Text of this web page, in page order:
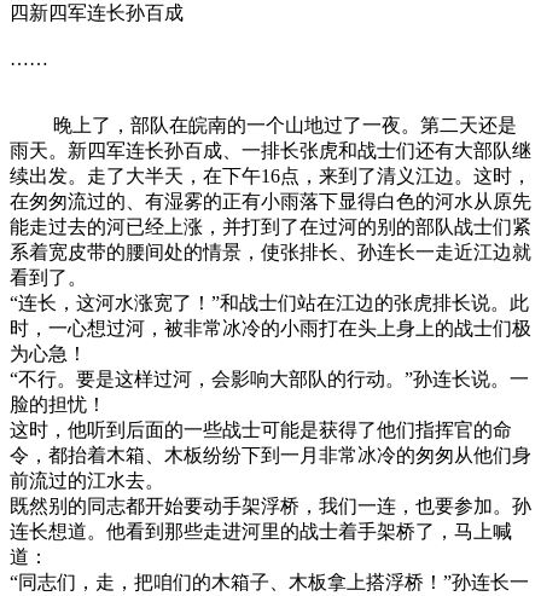
四新四军连长孙百成
……
晚上了，部队在皖南的一个山地过了一夜。第二天还是
雨天。新四军连长孙百成、一排长张虎和战士们还有大部队继
续出发。走了大半天，在下午16点，来到了清义江边。这时，
在匆匆流过的、有湿雾的正有小雨落下显得白色的河水从原先
能走过去的河已经上涨，并打到了在过河的别的部队战士们紧
系着宽皮带的腰间处的情景，使张排长、孙连长一走近江边就
看到了。
“连长，这河水涨宽了！”和战士们站在江边的张虎排长说。此
时，一心想过河，被非常冰冷的小雨打在头上身上的战士们极
为心急！
“不行。要是这样过河，会影响大部队的行动。”孙连长说。一
脸的担忧！
这时，他听到后面的一些战士可能是获得了他们指挥官的命
令，都抬着木箱、木板纷纷下到一月非常冰冷的匆匆从他们身
前流过的江水去。
既然别的同志都开始要动手架浮桥，我们一连，也要参加。孙
连长想道。他看到那些走进河里的战士着手架桥了，马上喊
道：
“同志们，走，把咱们的木箱子、木板拿上搭浮桥！”孙连长一